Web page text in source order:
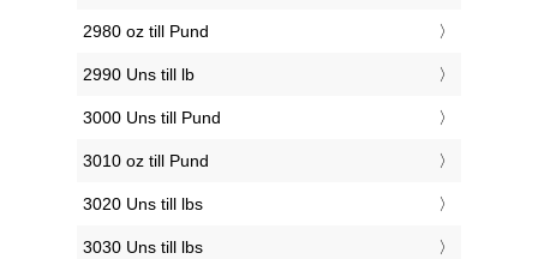
2980 oz till Pund
2990 Uns till lb
3000 Uns till Pund
3010 oz till Pund
3020 Uns till lbs
3030 Uns till lbs